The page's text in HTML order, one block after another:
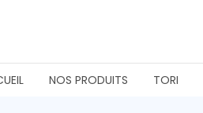
NOS PRODUITS TORI